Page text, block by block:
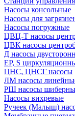
Насосы консольные
Насосы для
Насосы погружные
ЦВЦ-Т насосы
ЦВК насосы
Д насосы
EP, S
ЦНС, ЦНСГ насосы
ЛМ насосы
РШ насосы
Насосы вихревые
Ручеек (Малыш)